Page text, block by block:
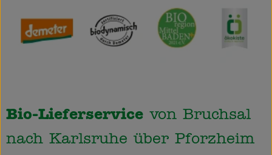
Käsetheke
Tiefkühlprodukte
Naturwaren
Bio-Lieferservice von Bruchsal
nach Karlsruhe über Pforzheim